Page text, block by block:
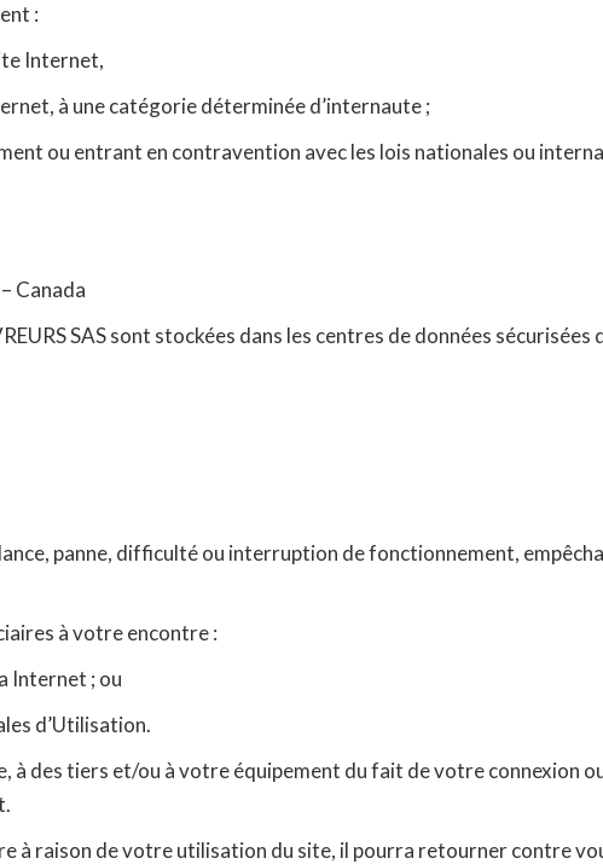
:
Internet,
à une catégorie déterminée d’internaute ;
ou entrant en contravention avec les lois nationales ou
Canada
SAS sont stockées dans les centres de données
panne, difficulté ou interruption de fonctionnement,
à votre encontre :
Internet ; ou
d’Utilisation.
à des tiers et/ou à votre équipement du fait de votre connexion
à raison de votre utilisation du site, il pourra retourner contre